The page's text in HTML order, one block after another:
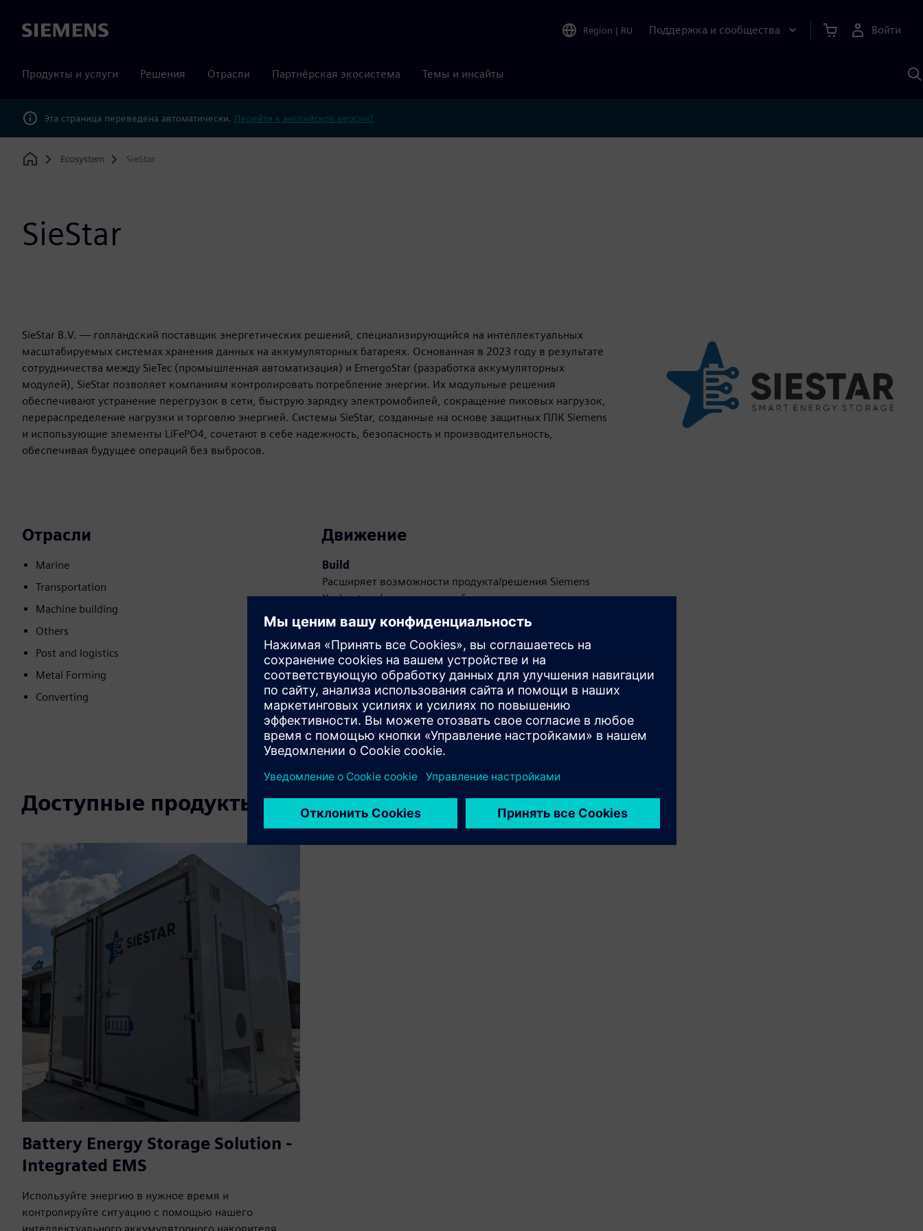
Siemens Region | RU Поддержка и сообщества Войти
Продукты и услуги Решения Отрасли Партнёрская экосистема Темы и инсайты
Эта страница переведена автоматически. Перейти к английской версии?
Home
Ecosystem SieStar
SieStar
SieStar B.V. — голландский поставщик энергетических решений, специализирующийся на интеллектуальных
масштабируемых системах хранения данных на аккумуляторных батареях. Основанная в 2023 году в результате
сотрудничества между SieTec (промышленная автоматизация) и EmergoStar (разработка аккумуляторных
модулей), SieStar позволяет компаниям контролировать потребление энергии. Их модульные решения
обеспечивают устранение перегрузок в сети, быструю зарядку электромобилей, сокращение пиковых нагрузок,
перераспределение нагрузки и торговлю энергией. Системы SieStar, созданные на основе защитных ПЛК Siemens
и использующие элементы LiFePO4, сочетают в себе надежность, безопасность и производительность,
обеспечивая будущее операций без выбросов.
Отрасли
Marine
Transportation
Machine building
Others
Post and logistics
Metal Forming
Converting
Движение
Build
Расширяет возможности продукта/решения Siemens
Xcelerator, формируя новый продукт или создавая
новое решение для клиентов путем интеграции
продуктов клиента и Siemens Xcelerator
Sell
Перепродажа / совместная продажа программного
обеспечения и цифрового оборудования на Siemens
Xcelerator
Доступные продукты
Battery Energy Storage Solution -
Integrated EMS
Используйте энергию в нужное время и
контролируйте ситуацию с помощью нашего